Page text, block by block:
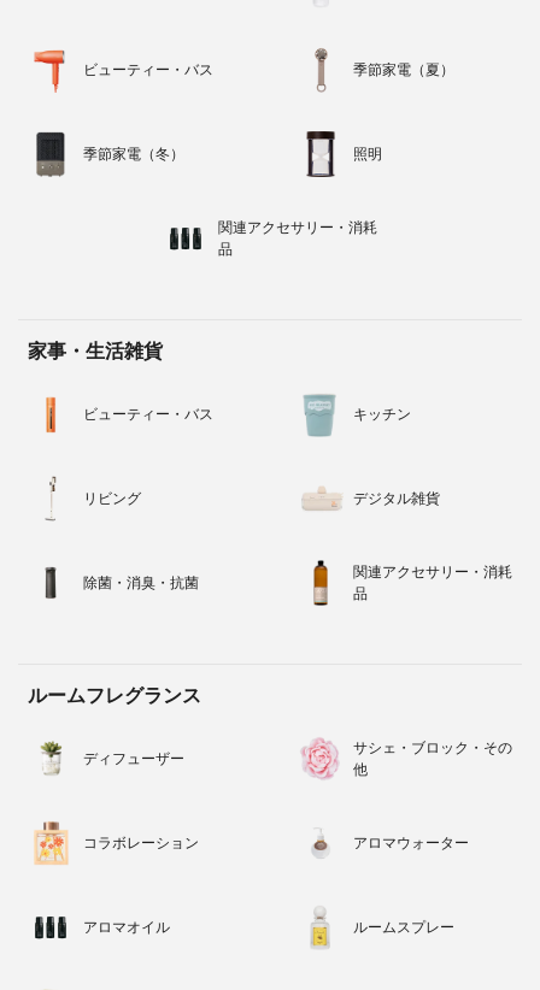
ビューティー・バス 季節家電（夏）
季節家電（冬） 照明
関連アクセサリー・消耗
品
家事・生活雑貨
ビューティー・バス キッチン
リビング デジタル雑貨
除菌・消臭・抗菌
関連アクセサリー・消耗
品
ルームフレグランス
ディフューザー
サシェ・ブロック・その
他
コラボレーション アロマウォーター
アロマオイル ルームスプレー